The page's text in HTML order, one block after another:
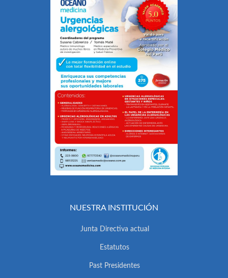
NUESTRA INSTITUCIÓN
Junta Directiva actual
Estatutos
Past Presidentes